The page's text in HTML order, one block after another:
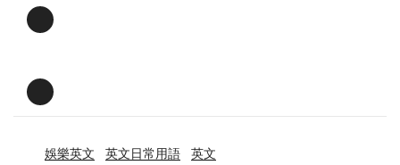
娛樂英文 英文日常用語
英文